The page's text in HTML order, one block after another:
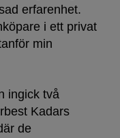
erfarenhet.
i ett privat
min
ingick två
Kadars
de